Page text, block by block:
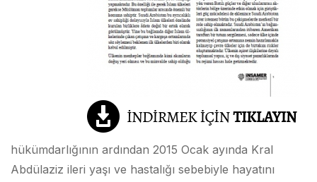
hükümdarlığının ardından 2015 Ocak ayında Kral
Abdülaziz ileri yaşı ve hastalığı sebebiyle hayatını